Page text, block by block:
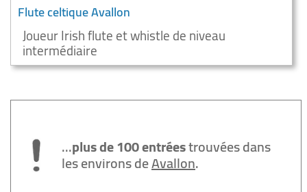
Flute celtique Avallon
Joueur Irish flute et whistle de niveau
intermédiaire
...plus de 100 entréestrouvées dans
les environs deAvallon.